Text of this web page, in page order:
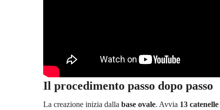
Il procedimento passo dopo passo
La creazione inizia dalla base ovale. Avvia 13 catenelle